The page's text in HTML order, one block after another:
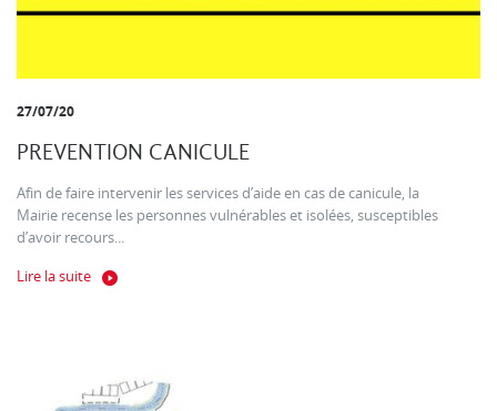
27/07/20
PREVENTION CANICULE
Afin de faire intervenir les services d’aide en cas de canicule, la
Mairie recense les personnes vulnérables et isolées, susceptibles
d’avoir recours...
Lire la suite